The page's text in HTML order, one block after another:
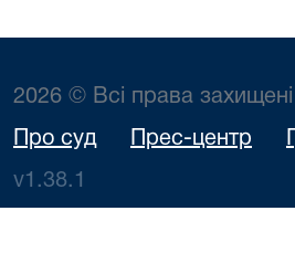
2026 © Всі права захищені
Про суд Прес-центр
v1.38.1